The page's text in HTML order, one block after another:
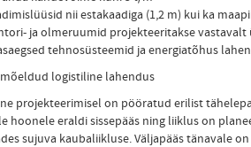
nii estakaadiga (1,2 m) kui ka
ja olmeruumid projekteeritakse
tehnosüsteemid ja energiatõhus
logistiline lahendus
projekteerimisel on pööratud erilist
hoonele eraldi sissepääs ning liiklus on
sujuva kaubaliikluse. Väljapääs tänavale